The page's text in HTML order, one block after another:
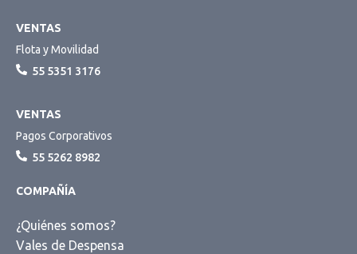
VENTAS
Flota y Movilidad
55 5351 3176
VENTAS
Pagos Corporativos
55 5262 8982
COMPAÑÍA
¿Quiénes somos?
Vales de Despensa